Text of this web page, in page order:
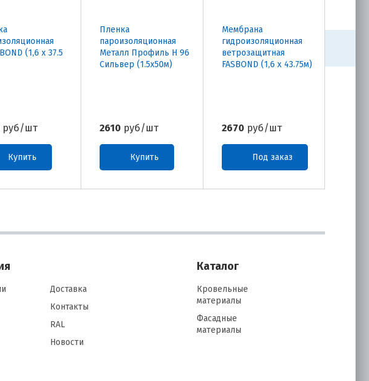
(1,6 х 37.5
руб/шт
Купить
Пленка
пароизоляционная
Металл Профиль Н 96
Сильвер (1.5х50м)
2610 руб/шт
Купить
Мембрана
гидроизоляционная
ветрозащитная
FASBOND (1,6 х 43.75м)
2670 руб/шт
Под заказ
Плюс
Доставка
Контакты
RAL
Новости
Каталог
Кровельные
материалы
Фасадные
материалы